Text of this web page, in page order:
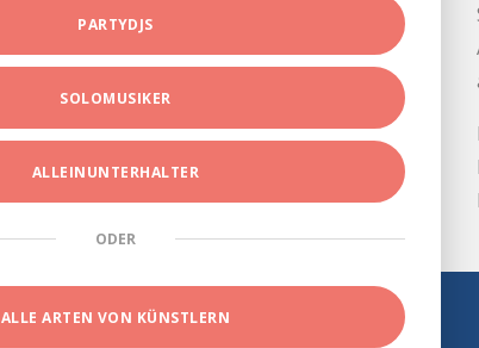
PARTYDJS
SOLOMUSIKER
ALLEINUNTERHALTER
ODER
ALLE ARTEN VON KÜNSTLERN